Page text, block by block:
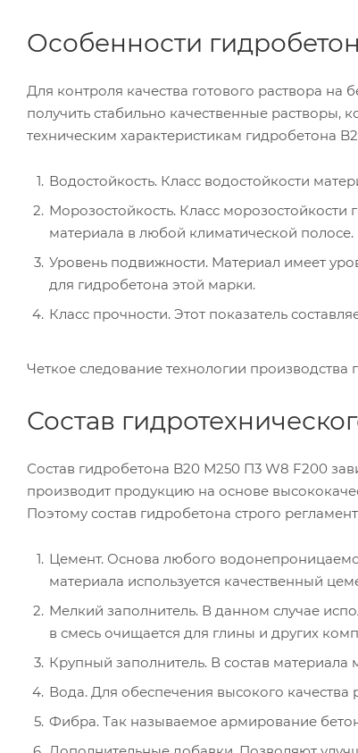
Особенности
Для контроля качества готового раствора на
получить стабильно качественные
техническим характеристикам гидробетона
Водостойкость. Класс водостойкости
Морозостойкость. Класс морозостойкости
материала в любой климатической полосе.
Уровень подвижности. Материал имеет
для гидробетона этой марки.
Класс прочности. Этот показатель
Четкое следование технологии производства
Состав
Состав гидробетона B20 М250 П3 W8 F200
производит продукцию на основе
Поэтому состав гидробетона строго
Цемент. Основа любого
материала используется качественный
Мелкий заполнитель. В данном случае
в смесь очищается для глины и других
Крупный заполнитель. В состав
Вода. Для обеспечения высокого качества
Фибра. Так называемое армирование